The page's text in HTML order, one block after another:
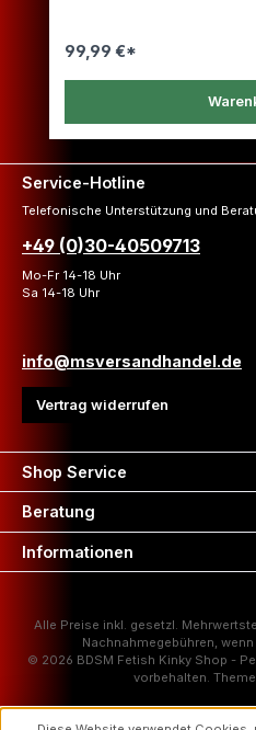
99,99 €*
Service-Hotline
Telefonische Unterstützung und
+49 (0)30-40509713
Mo-Fr 14-18 Uhr
Sa 14-18 Uhr
info@msversandhandel.de
Vertrag widerrufen
Shop Service
Beratung
Informationen
Alle Preise inkl. gesetzl.
Nachnahmegebühren,
© 2026 BDSM Fetish Kinky Shop -
vorbehalten.